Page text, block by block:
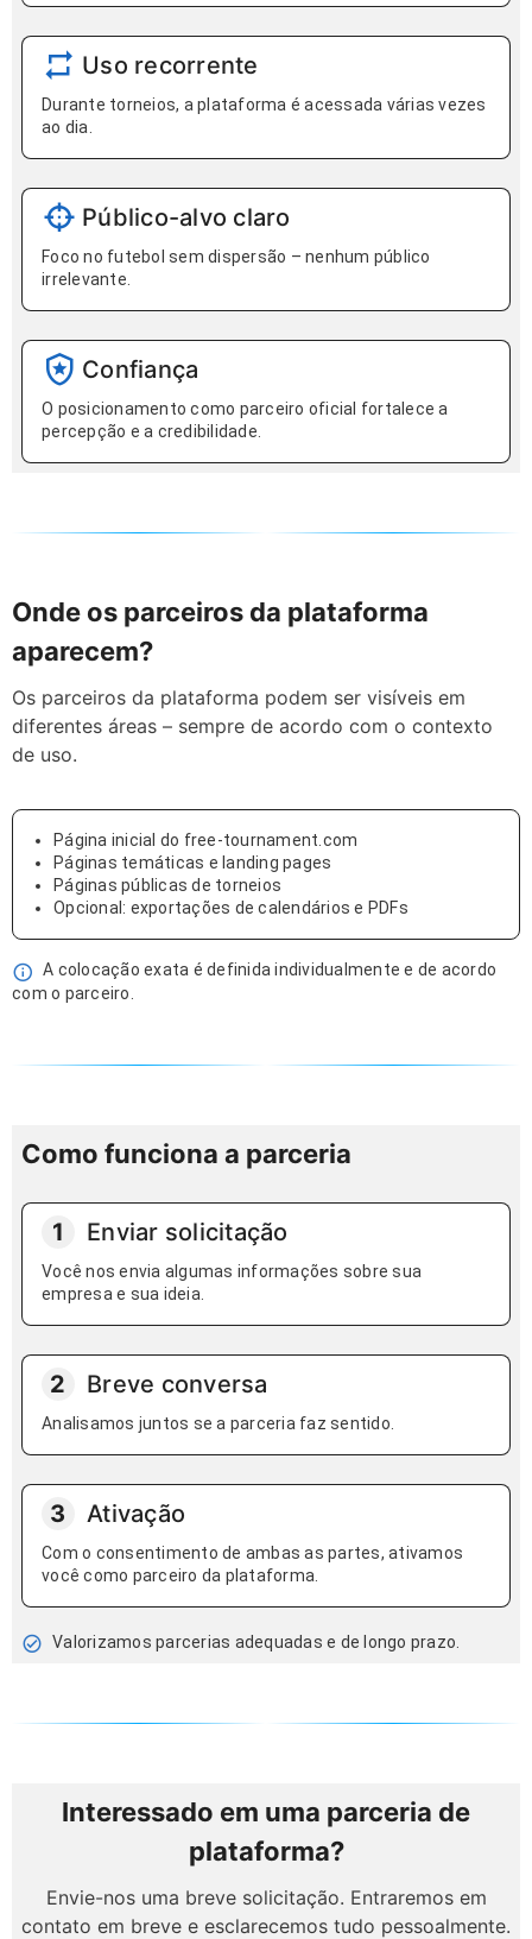
Uso recorrente
Durante torneios, a plataforma é acessada várias vezes
ao dia.
Público-alvo claro
Foco no futebol sem dispersão – nenhum público
irrelevante.
Confiança
O posicionamento como parceiro oficial fortalece a
percepção e a credibilidade.
Onde os parceiros da plataforma
aparecem?
Os parceiros da plataforma podem ser visíveis em
diferentes áreas – sempre de acordo com o contexto
de uso.
Página inicial do free-tournament.com
Páginas temáticas e landing pages
Páginas públicas de torneios
Opcional: exportações de calendários e PDFs
A colocação exata é definida individualmente e de acordo
com o parceiro.
Como funciona a parceria
1 Enviar solicitação
Você nos envia algumas informações sobre sua
empresa e sua ideia.
2 Breve conversa
Analisamos juntos se a parceria faz sentido.
3 Ativação
Com o consentimento de ambas as partes, ativamos
você como parceiro da plataforma.
Valorizamos parcerias adequadas e de longo prazo.
Interessado em uma parceria de
plataforma?
Envie-nos uma breve solicitação. Entraremos em
contato em breve e esclarecemos tudo pessoalmente.